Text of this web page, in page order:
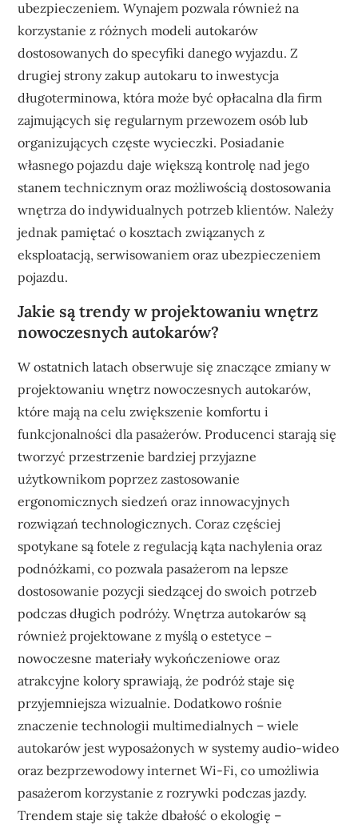
ubezpieczeniem. Wynajem pozwala również na
korzystanie z różnych modeli autokarów
dostosowanych do specyfiki danego wyjazdu. Z
drugiej strony zakup autokaru to inwestycja
długoterminowa, która może być opłacalna dla firm
zajmujących się regularnym przewozem osób lub
organizujących częste wycieczki. Posiadanie
własnego pojazdu daje większą kontrolę nad jego
stanem technicznym oraz możliwością dostosowania
wnętrza do indywidualnych potrzeb klientów. Należy
jednak pamiętać o kosztach związanych z
eksploatacją, serwisowaniem oraz ubezpieczeniem
pojazdu.
Jakie są trendy w projektowaniu wnętrz
nowoczesnych autokarów?
W ostatnich latach obserwuje się znaczące zmiany w
projektowaniu wnętrz nowoczesnych autokarów,
które mają na celu zwiększenie komfortu i
funkcjonalności dla pasażerów. Producenci starają się
tworzyć przestrzenie bardziej przyjazne
użytkownikom poprzez zastosowanie
ergonomicznych siedzeń oraz innowacyjnych
rozwiązań technologicznych. Coraz częściej
spotykane są fotele z regulacją kąta nachylenia oraz
podnóżkami, co pozwala pasażerom na lepsze
dostosowanie pozycji siedzącej do swoich potrzeb
podczas długich podróży. Wnętrza autokarów są
również projektowane z myślą o estetyce –
nowoczesne materiały wykończeniowe oraz
atrakcyjne kolory sprawiają, że podróż staje się
przyjemniejsza wizualnie. Dodatkowo rośnie
znaczenie technologii multimedialnych – wiele
autokarów jest wyposażonych w systemy audio-wideo
oraz bezprzewodowy internet Wi-Fi, co umożliwia
pasażerom korzystanie z rozrywki podczas jazdy.
Trendem staje się także dbałość o ekologię –